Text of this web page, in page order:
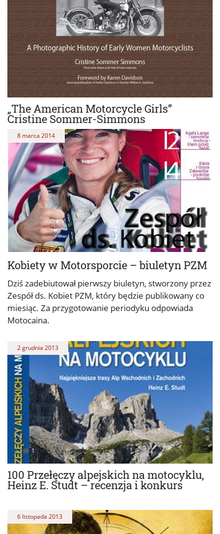
„The American Motorcycle Girls”
Cristine Sommer-Simmons
Kobiety w Motorsporcie – biuletyn PZM
8 marca 2014
Dziś zadebiutował pierwszy biuletyn, stworzony przez
Zespół ds. Kobiet PZM, który będzie publikowany co
miesiąc. Za przygotowanie periodyku odpowiada
Motocaina.
100 Przełęczy alpejskich na motocyklu,
Heinz E. Studt – recenzja i konkurs
2 grudnia 2013
1
6 listopada 2013